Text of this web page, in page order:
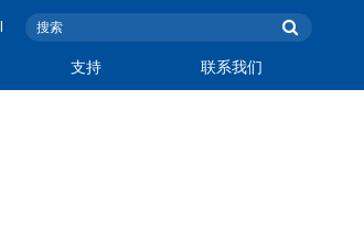
支持 联系我们